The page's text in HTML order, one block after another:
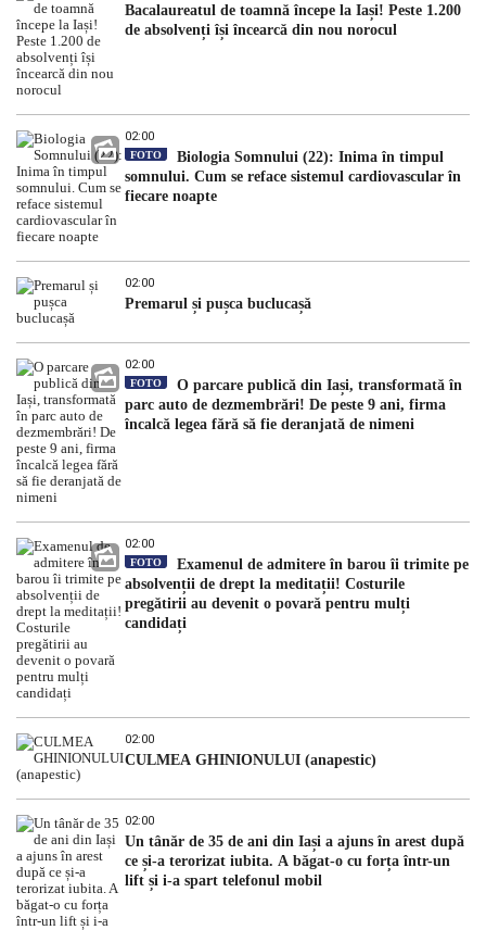
Bacalaureatul de toamnă începe la Iași! Peste 1.200
de absolvenți își încearcă din nou norocul
02:00
FOTO
Biologia Somnului (22): Inima în timpul
somnului. Cum se reface sistemul cardiovascular în
fiecare noapte
02:00
Premarul și pușca buclucașă
02:00
FOTO
O parcare publică din Iași, transformată în
parc auto de dezmembrări! De peste 9 ani, firma
încalcă legea fără să fie deranjată de nimeni
02:00
FOTO
Examenul de admitere în barou îi trimite pe
absolvenții de drept la meditații! Costurile
pregătirii au devenit o povară pentru mulți
candidați
02:00
CULMEA GHINIONULUI (anapestic)
02:00
Un tânăr de 35 de ani din Iași a ajuns în arest după
ce și-a terorizat iubita. A băgat-o cu forța într-un
lift și i-a spart telefonul mobil